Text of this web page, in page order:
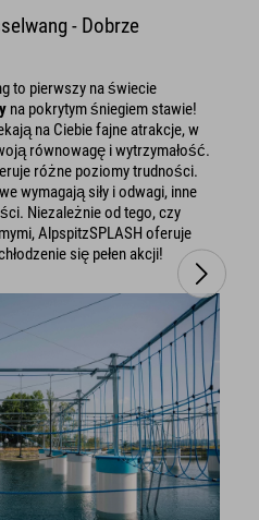
- Dobrze
to pierwszy na świecie
na pokrytym śniegiem stawie!
na Ciebie fajne atrakcje, w
równowagę i wytrzymałość.
różne poziomy trudności.
wymagają siły i odwagi, inne
Niezależnie od tego, czy
AlpspitzSPLASH oferuje
się pełen akcji!